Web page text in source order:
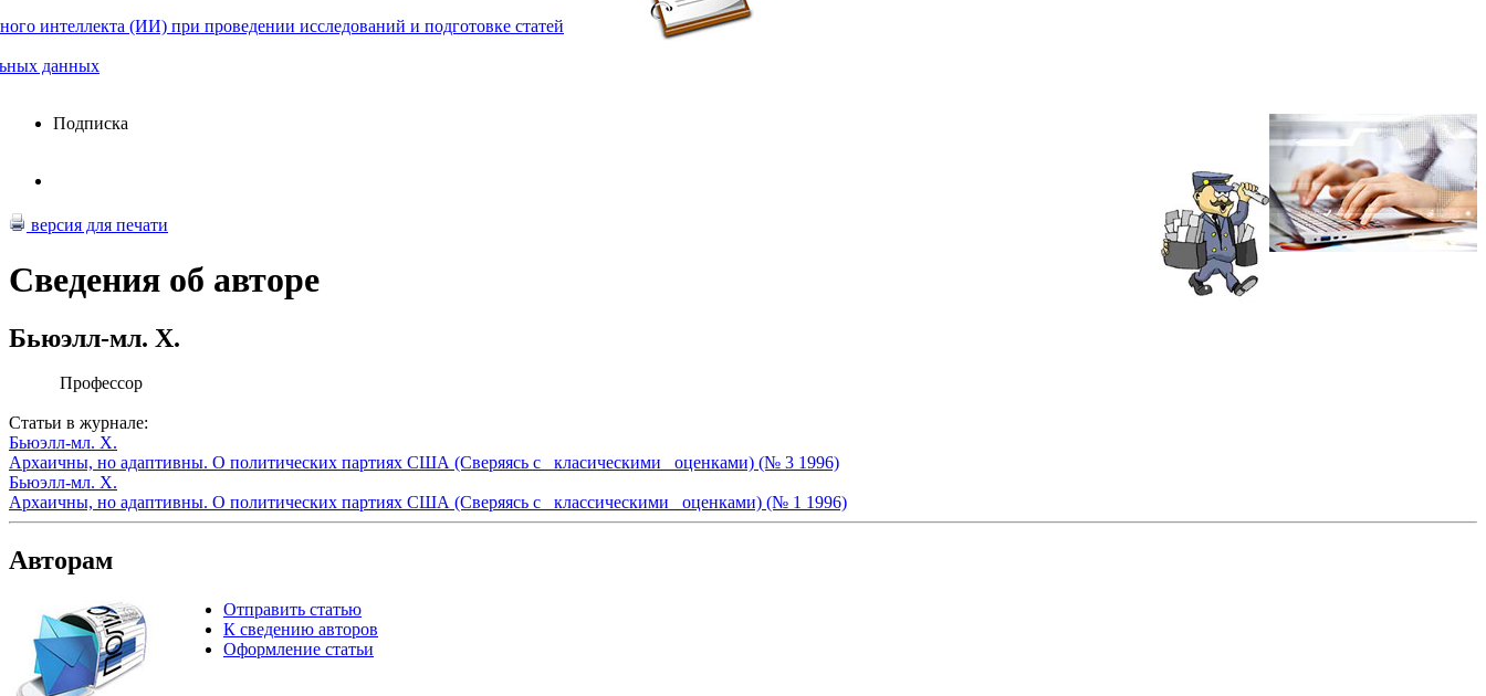
интеллекта (ИИ) при проведении исследований и подготовке статей
данных
Подписка
версия для печати
Сведения об авторе
Бьюэлл-мл. Х.
Профессор
Статьи в журнале:
Бьюэлл-мл. Х.
Архаичны, но адаптивны. О политических партиях США (Сверяясь с _класическими_ оценками) (№ 3 1996)
Бьюэлл-мл. Х.
Архаичны, но адаптивны. О политических партиях США (Сверяясь с _классическими_ оценками) (№ 1 1996)
Авторам
Отправить статью
К сведению авторов
Оформление статьи